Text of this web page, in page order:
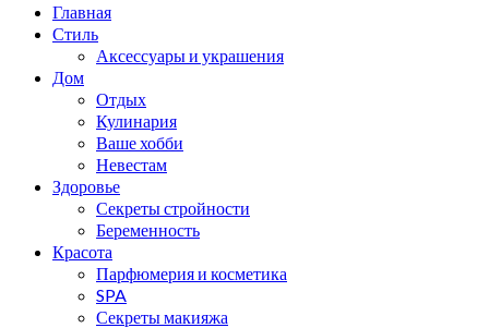
Главная
Стиль
Аксессуары и украшения
Дом
Отдых
Кулинария
Ваше хобби
Невестам
Здоровье
Секреты стройности
Беременность
Красота
Парфюмерия и косметика
SPA
Секреты макияжа